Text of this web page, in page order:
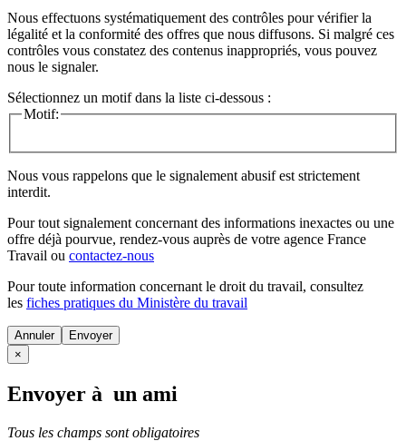
Nous effectuons systématiquement des contrôles pour vérifier la
légalité et la conformité des offres que nous diffusons. Si malgré ces
contrôles vous constatez des contenus inappropriés, vous pouvez
nous le signaler.
Sélectionnez un motif dans la liste ci-dessous :
Motif:
Nous vous rappelons que le signalement abusif est strictement
interdit.
Pour tout signalement concernant des informations inexactes ou une
offre déjà pourvue, rendez-vous auprès de votre agence France
Travail ou contactez-nous
Pour toute information concernant le droit du travail, consultez
les fiches pratiques du Ministère du travail
Annuler
×
Envoyer à un ami
Tous les champs sont obligatoires